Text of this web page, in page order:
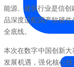
能源、建筑行业是信
品深度适配国产软硬
全底线。
本次在数字中国创新
发展机遇，强化核心